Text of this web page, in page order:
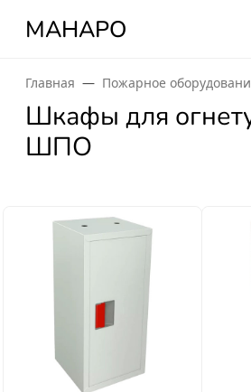
МАНАРО
Главная Пожарное
Шкафы для
ШПО